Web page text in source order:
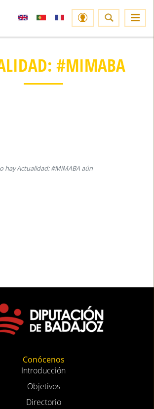
#MIMABA
hay Actualidad: #MiMABA aún
Conócenos
Introducción
Objetivos
Directorio